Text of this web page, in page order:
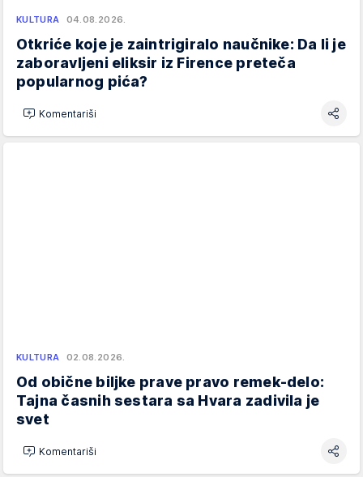
KULTURA 04.08.2026.
Otkriće koje je zaintrigiralo naučnike: Da li je
zaboravljeni eliksir iz Firence preteča
popularnog pića?
Komentariši
KULTURA 02.08.2026.
Od obične biljke prave pravo remek-delo:
Tajna časnih sestara sa Hvara zadivila je
svet
Komentariši